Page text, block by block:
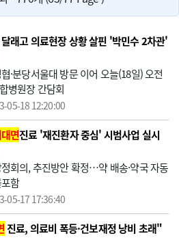
래고 의료현장 상황 살핀 '박민수 2차관'
·분당서울대 방문 이어 오늘(18일) 오전
병원장 간담회
05-18 12:20:00
면진료 '재진환자 중심' 시범사업 실시
회의, 추진방안 확정…약 배송·약국 자동
함
05-17 17:36:40
진료, 의료비 폭등·건보재정 낭비 초래"